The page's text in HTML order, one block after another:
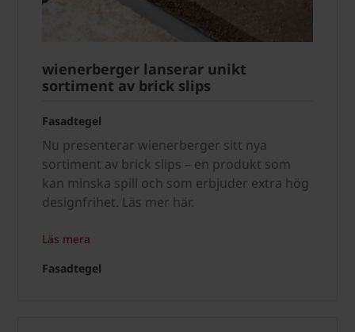
wienerberger lanserar unikt
sortiment av brick slips
Fasadtegel
Nu presenterar wienerberger sitt nya
sortiment av brick slips – en produkt som
kan minska spill och som erbjuder extra hög
designfrihet. Läs mer här.
Läs mera
Fasadtegel